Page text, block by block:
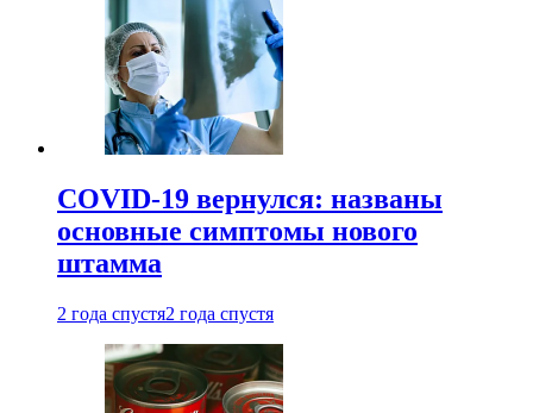
COVID-19 вернулся: названы
основные симптомы нового
штамма
2 года спустя2 года спустя